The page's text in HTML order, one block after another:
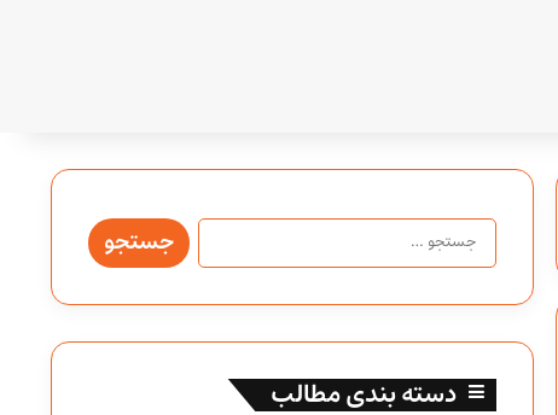
جستجو
برای:
دسته بندی مطالب